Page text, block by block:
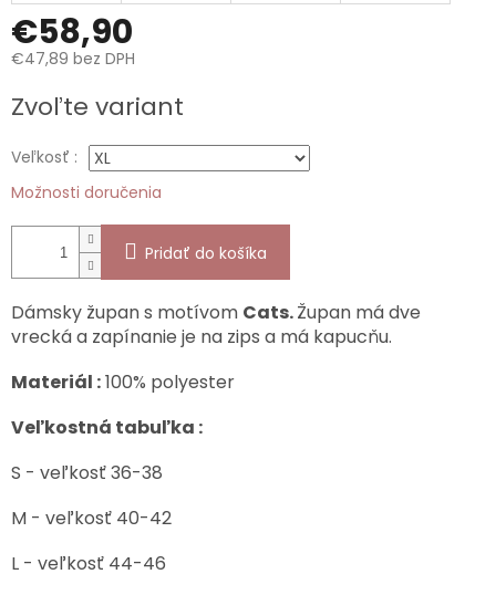
€58,90
€47,89 bez DPH
cena:
Zvoľte variant
Veľkosť :
Možnosti doručenia
Pridať do košíka
Dámsky župan s motívom Cats.Župan má dve
vrecká a zapínanie je na zips a má kapucňu.
Materiál :100% polyester
Veľkostná tabuľka :
S - veľkosť 36-38
M - veľkosť 40-42
L - veľkosť 44-46